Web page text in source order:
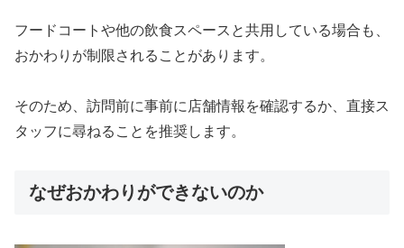
フードコートや他の飲食スペースと共用している場合も、
おかわりが制限されることがあります。
そのため、訪問前に事前に店舗情報を確認するか、直接ス
タッフに尋ねることを推奨します。
なぜおかわりができないのか